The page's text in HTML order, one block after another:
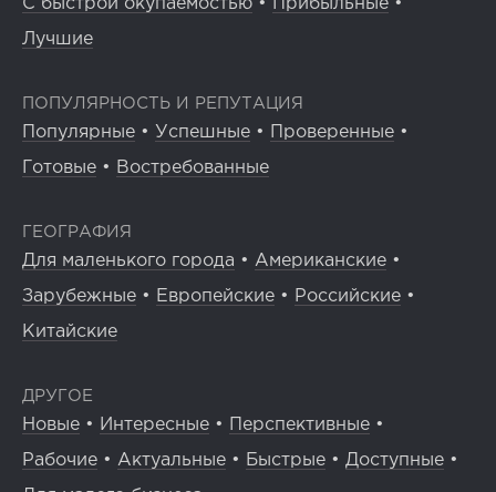
С быстрой окупаемостью • Прибыльные •
Лучшие
ПОПУЛЯРНОСТЬ И РЕПУТАЦИЯ
Популярные • Успешные • Проверенные •
Готовые • Востребованные
ГЕОГРАФИЯ
Для маленького города • Американские •
Зарубежные • Европейские • Российские •
Китайские
ДРУГОЕ
Новые • Интересные • Перспективные •
Рабочие • Актуальные • Быстрые • Доступные •